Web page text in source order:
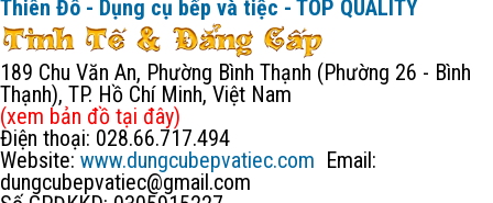
Thiên Đô - Dụng cụ bếp và tiệc - TOP QUALITY
189 Chu Văn An, Phường Bình Thạnh (Phường 26 - Bình
Thạnh), TP. Hồ Chí Minh, Việt Nam
(xem bản đồ tại đây)
Điện thoại: 028.66.717.494
Website: www.dungcubepvatiec.com Email:
dungcubepvatiec@gmail.com